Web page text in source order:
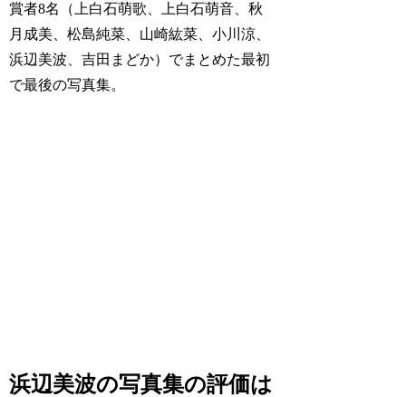
賞者8名（上白石萌歌、上白石萌音、秋
月成美、松島純菜、山崎紘菜、小川涼、
浜辺美波、吉田まどか）でまとめた最初
で最後の写真集。
浜辺美波の写真集の評価は